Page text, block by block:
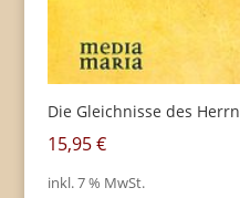
Die Gleichnisse des Herrn
15,95€
inkl. 7 % MwSt.